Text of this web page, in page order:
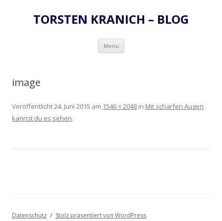
TORSTEN KRANICH – BLOG
Menü Zum
springen
image
Veröffentlicht24. Juni 2015 am 1546 × 2048 in Mit scharfen Augen
kannst du es sehen.
Datenschutz Stolz präsentiert von WordPress